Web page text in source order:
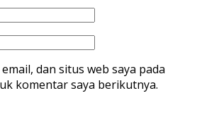
dan situs web saya pada
komentar saya berikutnya.